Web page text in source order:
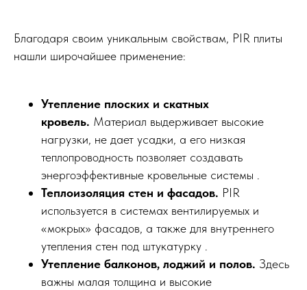
Благодаря своим уникальным свойствам, PIR плиты
нашли широчайшее применение:
Утепление плоских и скатных
кровель. Материал выдерживает высокие
нагрузки, не дает усадки, а его низкая
теплопроводность позволяет создавать
энергоэффективные кровельные системы .
Теплоизоляция стен и фасадов. PIR
используется в системах вентилируемых и
«мокрых» фасадов, а также для внутреннего
утепления стен под штукатурку .
Утепление балконов, лоджий и полов. Здесь
важны малая толщина и высокие